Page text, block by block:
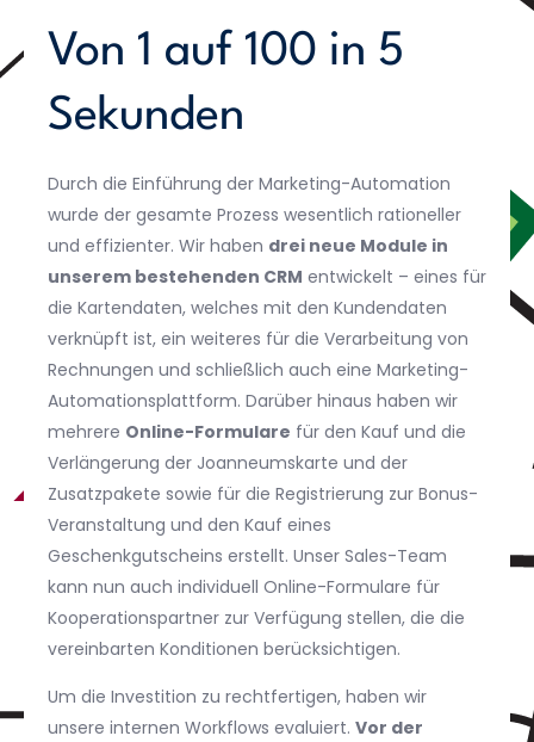
Von 1 auf 100 in 5
Sekunden
Durch die Einführung der Marketing-Automation
wurde der gesamte Prozess wesentlich rationeller
und effizienter. Wir haben drei neue Module in
unserem bestehenden CRM entwickelt – eines für
die Kartendaten, welches mit den Kundendaten
verknüpft ist, ein weiteres für die Verarbeitung von
Rechnungen und schließlich auch eine Marketing-
Automationsplattform. Darüber hinaus haben wir
mehrere Online-Formulare für den Kauf und die
Verlängerung der Joanneumskarte und der
Zusatzpakete sowie für die Registrierung zur Bonus-
Veranstaltung und den Kauf eines
Geschenkgutscheins erstellt. Unser Sales-Team
kann nun auch individuell Online-Formulare für
Kooperationspartner zur Verfügung stellen, die die
vereinbarten Konditionen berücksichtigen.
Um die Investition zu rechtfertigen, haben wir
unsere internen Workflows evaluiert. Vor der